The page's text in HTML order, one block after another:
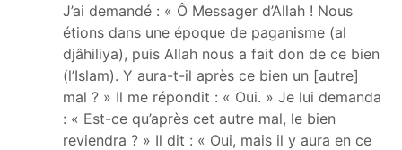
J’ai demandé : « Ô Messager d’Allah ! Nous
étions dans une époque de paganisme (al
djâhiliya), puis Allah nous a fait don de ce bien
(l’Islam). Y aura-t-il après ce bien un [autre]
mal ? » Il me répondit : « Oui. » Je lui demanda
: « Est-ce qu’après cet autre mal, le bien
reviendra ? » Il dit : « Oui, mais il y aura en ce